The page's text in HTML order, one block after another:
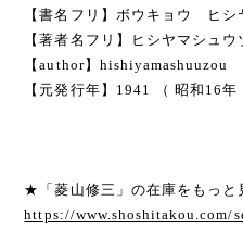
【書名フリ】ボウキョウ ヒシ
【著者名フリ】ヒシヤマシュウ
【author】hishiyamashuuzou
【元発行年】1941 （ 昭和16年
★「菱山修三」の在庫をもっと
https://www.shoshitakou.com/